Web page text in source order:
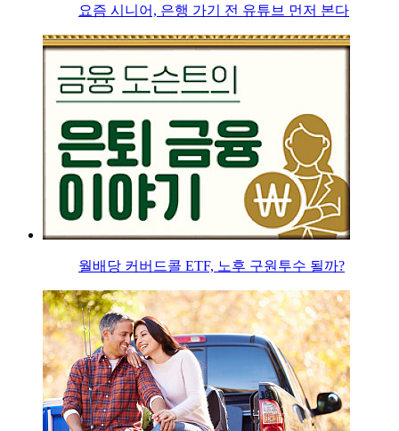
요즘 시니어, 은행 가기 전 유튜브 먼저 본다
월배당 커버드콜 ETF, 노후 구원투수 될까?